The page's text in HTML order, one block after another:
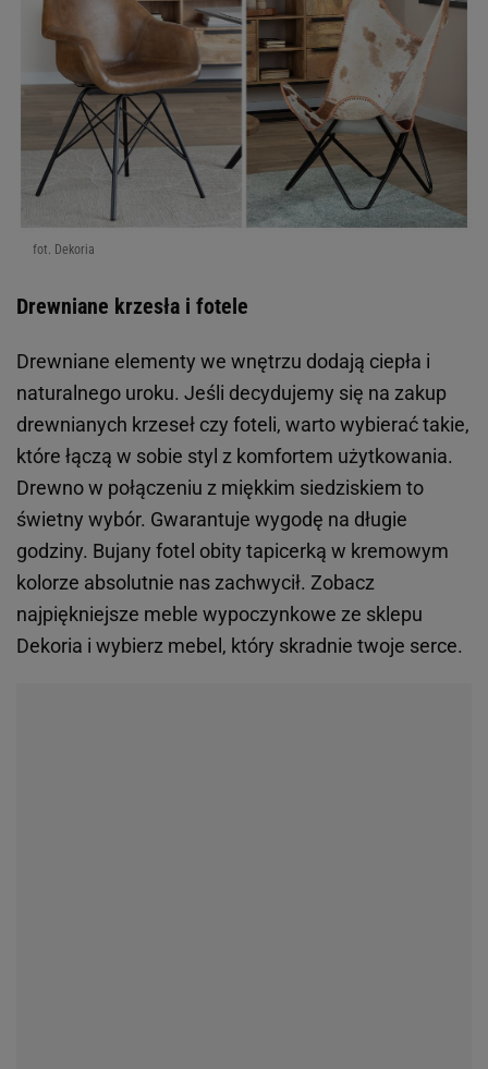
fot. Dekoria
Drewniane krzesła i fotele
Drewniane elementy we wnętrzu dodają ciepła i
naturalnego uroku. Jeśli decydujemy się na zakup
drewnianych krzeseł czy foteli, warto wybierać takie,
które łączą w sobie styl z komfortem użytkowania.
Drewno w połączeniu z miękkim siedziskiem to
świetny wybór. Gwarantuje wygodę na długie
godziny. Bujany fotel obity tapicerką w kremowym
kolorze absolutnie nas zachwycił. Zobacz
najpiękniejsze meble wypoczynkowe ze sklepu
Dekoria i wybierz mebel, który skradnie twoje serce.